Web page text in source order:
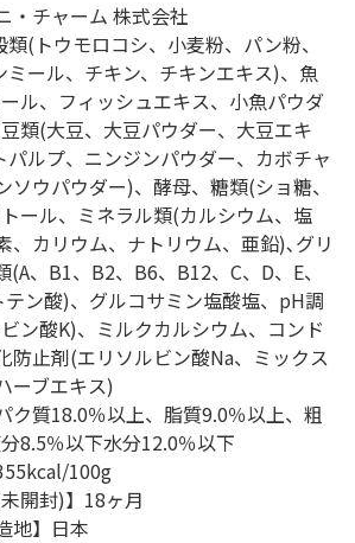
・チャーム 株式会社
類(トウモロコシ、小麦粉、パン粉、
ール、チキン、チキンエキス)、魚
ル、フィッシュエキス、小魚パウダ
類(大豆、大豆パウダー、大豆エキ
ルプ、ニンジンパウダー、カボチャ
ソウパウダー)、酵母、糖類(ショ糖、
ール、ミネラル類(カルシウム、塩
、カリウム、ナトリウム、亜鉛)､グリ
、B1、B2、B6、B12、C、D、E、
ン酸)、グルコサミン塩酸塩、pH調
ン酸K)、ミルクカルシウム、コンド
防止剤(エリソルビン酸Na、ミックス
ーブエキス)
ク質18.0％以上、脂質9.0％以上、粗
8.5％以下水分12.0％以下
100g
開封)】18ヶ月
地】日本